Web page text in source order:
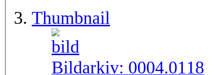
Thumbnail
Bildarkiv: 0004.0118